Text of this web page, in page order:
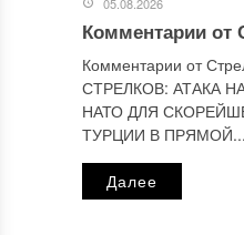
05.08.2026
Комментарии от
Комментарии от
СТРЕЛКОВ: АТАКА
НАТО ДЛЯ
ТУРЦИИ В ПРЯМОЙ...
Далее